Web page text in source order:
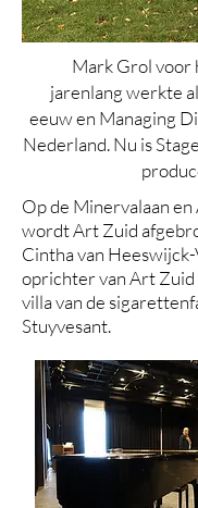
Mark Grol voor
jarenlang werkte
eeuw en Managing
Nederland. Nu is
Op de Minervalaan en
wordt Art Zuid
Cintha van
oprichter van Art Zuid
villa van de
Stuyvesant.